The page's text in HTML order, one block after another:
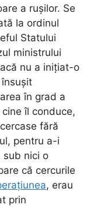
a rușilor. Se
la ordinul
Statului
ministrului
nu a inițiat-o
în grad a
îl conduce,
fără
pentru a-i
sub nici o
că cercurile
, erau
prin